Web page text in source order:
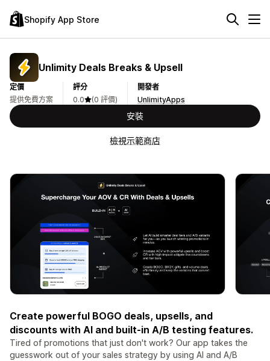
Shopify App Store
Unlimity Deals Breaks & Upsell
定價
提供免費方案
評分
0.0
(0 評價)
開發者
UnlimityApps
安裝
檢視示範商店
Create powerful BOGO deals, upsells, and
discounts with AI and built-in A/B testing features.
Tired of promotions that just don't work? Our app takes the
guesswork out of your sales strategy by using AI and A/B